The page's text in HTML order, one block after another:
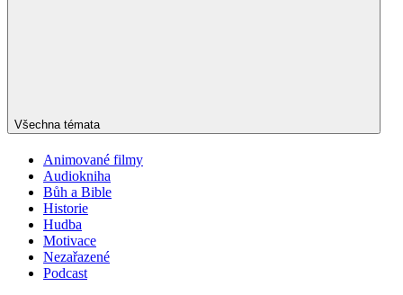
Všechna témata
Animované filmy
Audiokniha
Bůh a Bible
Historie
Hudba
Motivace
Nezařazené
Podcast